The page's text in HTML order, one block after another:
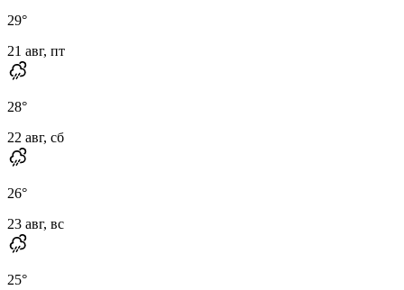
29°
21 авг, пт
28°
22 авг, сб
26°
23 авг, вс
25°